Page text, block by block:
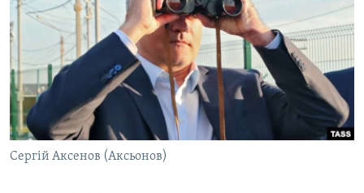
ВСЕ ЗА ДЕНЬ
СПЕЦПРОЕКТИ
ДЕПОРТАЦІЯ
ВІДЕОУРОКИ «ELIFBE»
СВІДЧЕННЯ ОКУПАЦІЇ
УКРАЇНСЬКА ПРОБЛЕМА КРИМУ
ЯК ОБІЙТИ БЛОКУВАННЯ
Русский
Qırımtatar
Сергій Аксенов (Аксьонов)